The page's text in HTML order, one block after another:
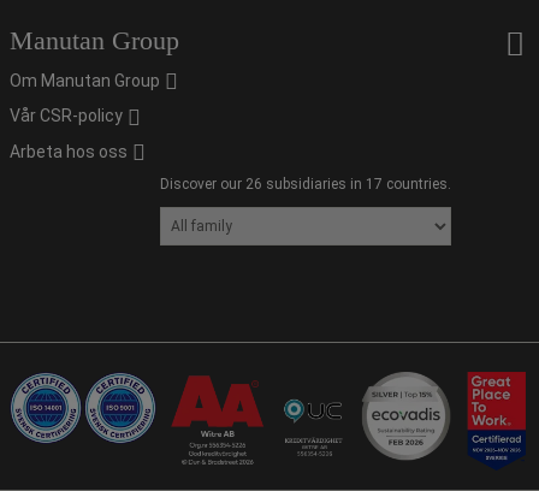
Manutan Group
Om Manutan Group
Vår CSR-policy
Arbeta hos oss
Discover our 26 subsidiaries in 17 countries.